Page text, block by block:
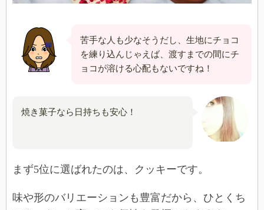
苦手な人も少なそうだし、生地にチョコ
を練り込んじゃえば、渡すまでの間にチ
ョコが溶ける心配もないですね！
焼き菓子なら日持ちも安心！
まず5位に選ばれたのは、クッキーです。
味や形のバリエーションも豊富だから、ひとくち